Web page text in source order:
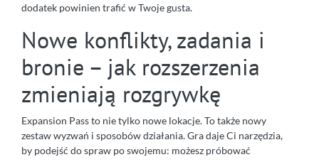
dodatek powinien trafić w Twoje gusta.
Nowe konflikty, zadania i
bronie – jak rozszerzenia
zmieniają rozgrywkę
Expansion Pass to nie tylko nowe lokacje. To także nowy
zestaw wyzwań i sposobów działania. Gra daje Ci narzędzia,
by podejść do spraw po swojemu: możesz próbować